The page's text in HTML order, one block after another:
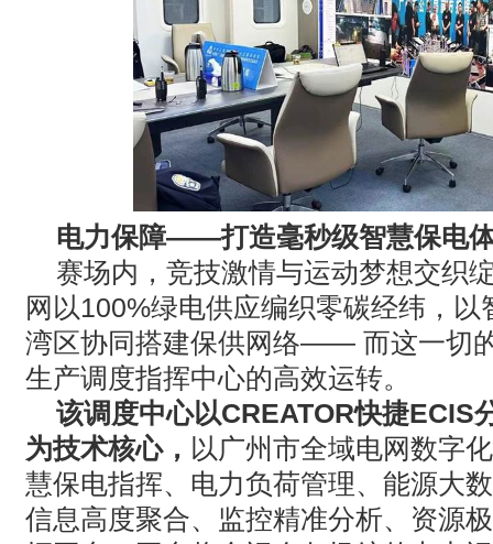
电力保障——打造毫秒级智慧保电
赛场内，竞技激情与运动梦想交织
网以100%绿电供应编织零碳经纬，
湾区协同搭建保供网络—— 而这一切
生产调度指挥中心的高效运转。
该调度中心以CREATOR快捷ECIS
为技术核心， 以广州市全域电网数字
慧保电指挥、电力负荷管理、能源大
信息高度聚合、监控精准分析、资源